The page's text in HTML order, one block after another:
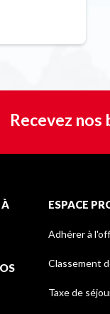
Recevez nos
À
ESPACE
Adhérer à
Classement
Taxe de